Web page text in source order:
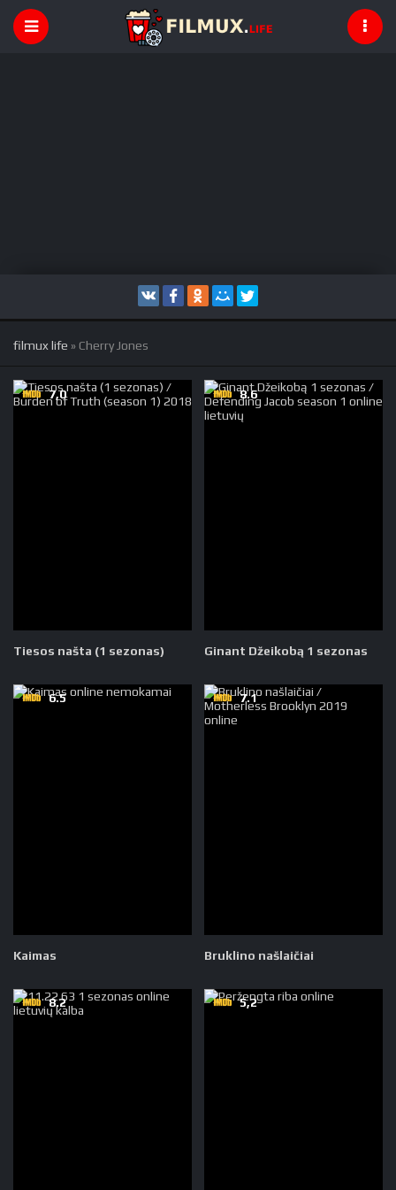
filmux life » Cherry Jones
Tiesos našta (1 sezonas)
7,0
Ginant Džeikobą 1 sezonas
8.6
Kaimas
6.5
Bruklino našlaičiai
7.1
8.2 5,2